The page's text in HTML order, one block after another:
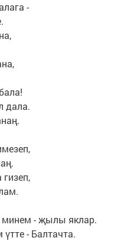
-
дала.
минем - җылы яклар.
- Балтачта.